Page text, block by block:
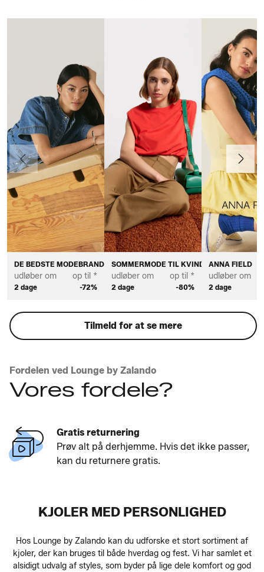
DE BEDSTE MODEBRANDS TIL KVINDER
udløber om
2 dage
op til *
-72%
SOMMERMODE TIL KVINDER
udløber om
2 dage
op til *
-80%
ANNA FIELD
udløber om
2 dage
Forrige Næste
Tilmeld for at se mere
Fordelen ved Lounge by Zalando
Vores fordele?
Gratis returnering
Prøv alt på derhjemme. Hvis det ikke passer,
kan du returnere gratis.
KJOLER MED PERSONLIGHED
Hos Lounge by Zalando kan du udforske et stort sortiment af
kjoler, der kan bruges til både hverdag og fest. Vi har samlet et
alsidigt udvalg af styles, som byder på lige dele komfort og god